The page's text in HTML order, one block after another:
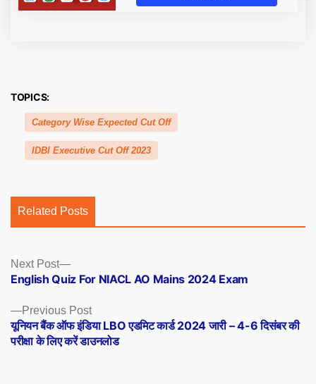
TOPICS:
Category Wise Expected Cut Off
IDBI Executive Cut Off 2023
Related Posts
Posts
navigation
Previous PostPrevious
post:
यूनियन बैंक ऑफ इंडिया LBO एडमिट कार्ड 2024 जारी – 4-6 दिसंबर की
परीक्षा के लिए करें डाउनलोड
Next Post
Next
post:
English Quiz For NIACL AO Mains 2024 Exam